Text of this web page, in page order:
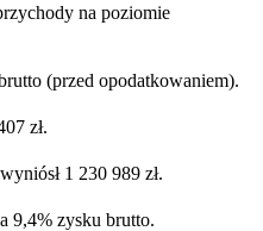
na poziomie
(przed opodatkowaniem).
zł.
1 230 989 zł.
9,4% zysku brutto.